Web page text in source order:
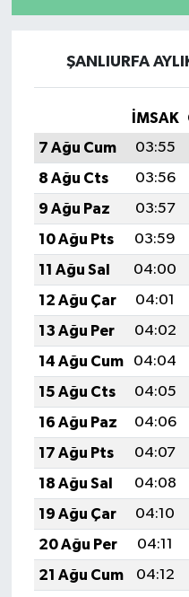
ŞANLIURFA
İMSAK
7 Ağu Cum
03:55
8 Ağu Cts
03:56
9 Ağu Paz
03:57
10 Ağu Pts
03:59
11 Ağu Sal
04:00
12 Ağu Çar
04:01
13 Ağu Per
04:02
14 Ağu Cum
04:04
15 Ağu Cts
04:05
16 Ağu Paz
04:06
17 Ağu Pts
04:07
18 Ağu Sal
04:08
19 Ağu Çar
04:10
20 Ağu Per
04:11
21 Ağu Cum
04:12